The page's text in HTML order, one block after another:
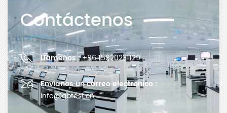
Contáctenos
Llámenos :+86 15820231129
Envíanos un correo electrónico :
info@gbtest.cn